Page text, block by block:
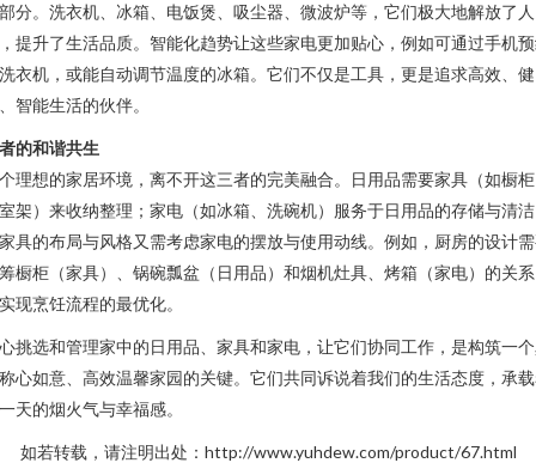
分。洗衣机、冰箱、电饭煲、吸尘器、微波炉等，它们极大地解放了人
提升了生活品质。智能化趋势让这些家电更加贴心，例如可通过手机
衣机，或能自动调节温度的冰箱。它们不仅是工具，更是追求高效、健
智能生活的伙伴。
的和谐共生
理想的家居环境，离不开这三者的完美融合。日用品需要家具（如橱
架）来收纳整理；家电（如冰箱、洗碗机）服务于日用品的存储与清
具的布局与风格又需考虑家电的摆放与使用动线。例如，厨房的设计
橱柜（家具）、锅碗瓢盆（日用品）和烟机灶具、烤箱（家电）的关
现烹饪流程的最优化。
挑选和管理家中的日用品、家具和家电，让它们协同工作，是构筑一
心如意、高效温馨家园的关键。它们共同诉说着我们的生活态度，承
天的烟火气与幸福感。
如若转载，请注明出处：http://www.yuhdew.com/product/67.html